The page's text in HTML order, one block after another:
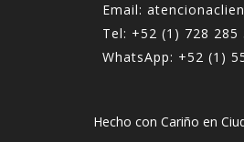
Email:
Tel: +52 (1) 728 285
WhatsApp: +52 (1)
Hecho con Cariño en